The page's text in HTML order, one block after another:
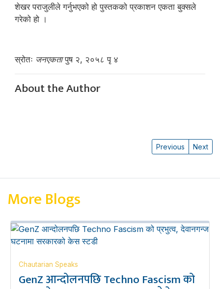
शेखर पराजुलीले गर्नुभएको हो पुस्तकको प्रकाशन एकता बुक्सले
गरेको हो ।
स्रोतः जनएकतापुष २, २०५८ पृ ४
About the Author
Previous Next
More Blogs
Chautarian Speaks
GenZ आन्दोलनपछि Techno Fascism को